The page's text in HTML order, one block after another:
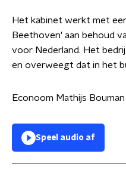
Het kabinet werkt met
Beethoven' aan behoud
voor Nederland. Het
en overweegt dat in het
Econoom Mathijs
Speel audio af